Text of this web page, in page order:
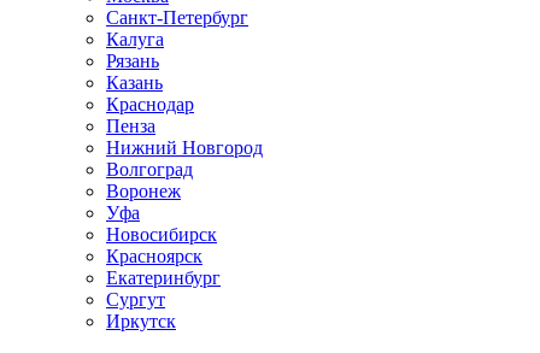
Санкт-Петербург
Калуга
Рязань
Казань
Краснодар
Пенза
Нижний Новгород
Волгоград
Воронеж
Уфа
Новосибирск
Красноярск
Екатеринбург
Сургут
Иркутск